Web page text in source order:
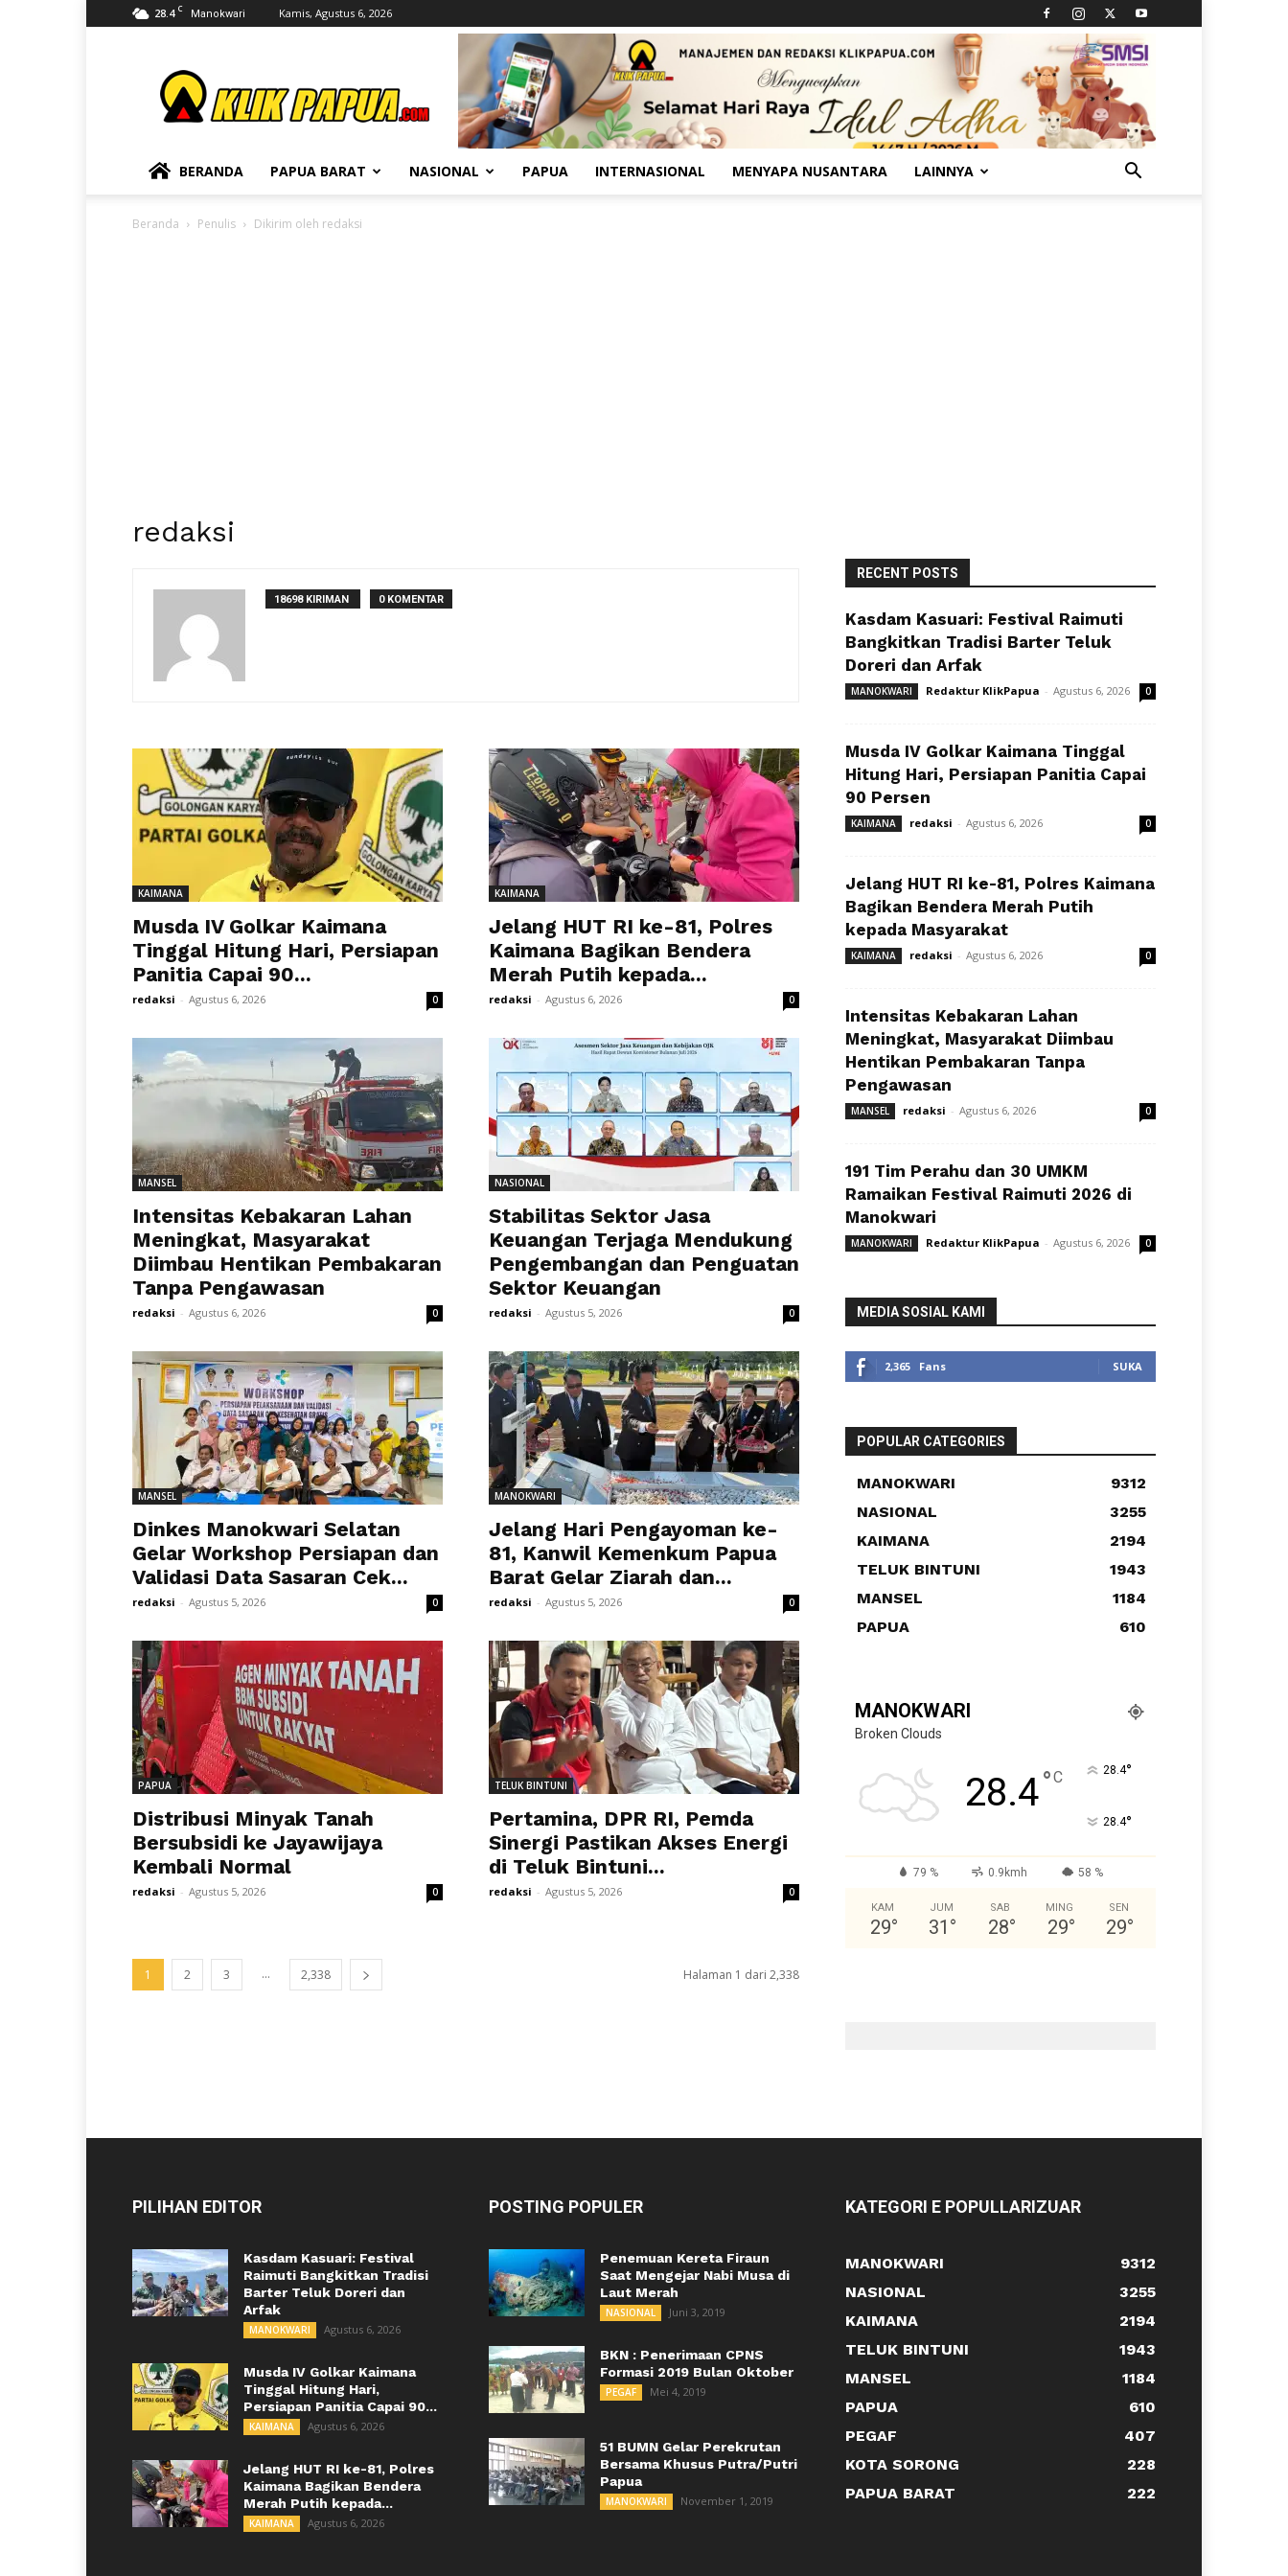
28.4 C Manokwari Kamis, Agustus 6, 2026
BERANDA PAPUA BARAT NASIONAL PAPUA INTERNASIONAL MENYAPA NUSANTARA LAINNYA
Beranda Penulis Dikirim oleh redaksi
redaksi
18698 KIRIMAN 0 KOMENTAR
KAIMANA
Musda IV Golkar Kaimana
Tinggal Hitung Hari, Persiapan
Panitia Capai 90...
redaksi - Agustus 6, 2026 0
KAIMANA
Jelang HUT RI ke-81, Polres
Kaimana Bagikan Bendera
Merah Putih kepada...
redaksi - Agustus 6, 2026 0
MANSEL
Intensitas Kebakaran Lahan
Meningkat, Masyarakat
Diimbau Hentikan Pembakaran
Tanpa Pengawasan
redaksi - Agustus 6, 2026 0
NASIONAL
Stabilitas Sektor Jasa
Keuangan Terjaga Mendukung
Pengembangan dan Penguatan
Sektor Keuangan
redaksi - Agustus 5, 2026 0
MANSEL
Dinkes Manokwari Selatan
Gelar Workshop Persiapan dan
Validasi Data Sasaran Cek...
redaksi - Agustus 5, 2026 0
MANOKWARI
Jelang Hari Pengayoman ke-
81, Kanwil Kemenkum Papua
Barat Gelar Ziarah dan...
redaksi - Agustus 5, 2026 0
PAPUA
Distribusi Minyak Tanah
Bersubsidi ke Jayawijaya
Kembali Normal
redaksi - Agustus 5, 2026 0
TELUK BINTUNI
Pertamina, DPR RI, Pemda
Sinergi Pastikan Akses Energi
di Teluk Bintuni...
redaksi - Agustus 5, 2026 0
1 2 3 ... 2,338 Halaman 1 dari 2,338
RECENT POSTS
Kasdam Kasuari: Festival Raimuti
Bangkitkan Tradisi Barter Teluk
Doreri dan Arfak
MANOKWARI Redaktur KlikPapua - Agustus 6, 2026 0
Musda IV Golkar Kaimana Tinggal
Hitung Hari, Persiapan Panitia Capai
90 Persen
KAIMANA redaksi - Agustus 6, 2026 0
Jelang HUT RI ke-81, Polres Kaimana
Bagikan Bendera Merah Putih
kepada Masyarakat
KAIMANA redaksi - Agustus 6, 2026 0
Intensitas Kebakaran Lahan
Meningkat, Masyarakat Diimbau
Hentikan Pembakaran Tanpa
Pengawasan
MANSEL redaksi - Agustus 6, 2026 0
191 Tim Perahu dan 30 UMKM
Ramaikan Festival Raimuti 2026 di
Manokwari
MANOKWARI Redaktur KlikPapua - Agustus 6, 2026 0
MEDIA SOSIAL KAMI
2,365 Fans SUKA
POPULAR CATEGORIES
MANOKWARI
9312
NASIONAL
3255
KAIMANA
2194
TELUK BINTUNI
1943
MANSEL
1184
PAPUA
610
MANOKWARI
Broken Clouds
28.4°C 28.4°
28.4°
79 % 0.9kmh 58 %
KAM
29°
JUM
31 °
SAB
28°
MING
29°
SEN
29°
PILIHAN EDITOR
Kasdam Kasuari: Festival
Raimuti Bangkitkan Tradisi
Barter Teluk Doreri dan
Arfak
MANOKWARI Agustus 6, 2026
Musda IV Golkar Kaimana
Tinggal Hitung Hari,
Persiapan Panitia Capai 90...
KAIMANA Agustus 6, 2026
Jelang HUT RI ke-81, Polres
Kaimana Bagikan Bendera
Merah Putih kepada...
KAIMANA Agustus 6, 2026
POSTING POPULER
Penemuan Kereta Firaun
Saat Mengejar Nabi Musa di
Laut Merah
NASIONAL Juni 3, 2019
BKN : Penerimaan CPNS
Formasi 2019 Bulan Oktober
PEGAF Mei 4, 2019
51 BUMN Gelar Perekrutan
Bersama Khusus Putra/Putri
Papua
MANOKWARI November 1, 2019
KATEGORI E POPULLARIZUAR
MANOKWARI
9312
NASIONAL
3255
KAIMANA
2194
TELUK BINTUNI
1943
MANSEL
1184
PAPUA
610
PEGAF
407
KOTA SORONG
228
PAPUA BARAT
222